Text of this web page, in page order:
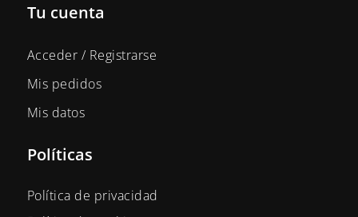
Tu cuenta
Acceder / Registrarse
Mis pedidos
Mis datos
Políticas
Política de privacidad